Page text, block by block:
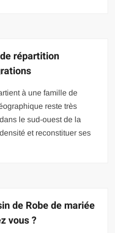
répartition
à une famille de
reste très
le sud-ouest de la
et reconstituer ses
de Robe de mariée
vous ?